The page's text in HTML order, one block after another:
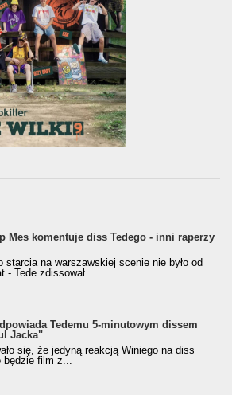
Mes komentuje diss Tedego - inni raperzy
starcia na warszawskiej scenie nie było od
- Tede zdissował...
Tedemu 5-minutowym dissem
Jacka"
się, że jedyną reakcją Winiego na diss
będzie film z...